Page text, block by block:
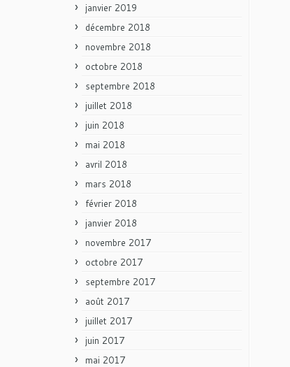
janvier 2019
décembre 2018
novembre 2018
octobre 2018
septembre 2018
juillet 2018
juin 2018
mai 2018
avril 2018
mars 2018
février 2018
janvier 2018
novembre 2017
octobre 2017
septembre 2017
août 2017
juillet 2017
juin 2017
mai 2017